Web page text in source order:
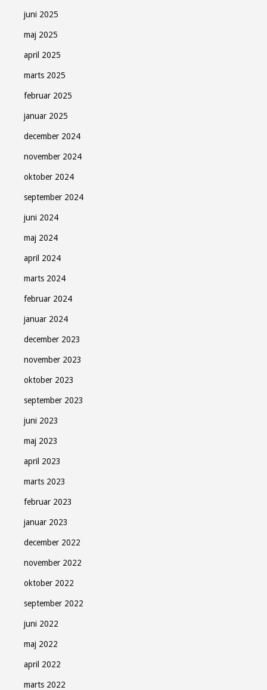
juni 2025
maj 2025
april 2025
marts 2025
februar 2025
januar 2025
december 2024
november 2024
oktober 2024
september 2024
juni 2024
maj 2024
april 2024
marts 2024
februar 2024
januar 2024
december 2023
november 2023
oktober 2023
september 2023
juni 2023
maj 2023
april 2023
marts 2023
februar 2023
januar 2023
december 2022
november 2022
oktober 2022
september 2022
juni 2022
maj 2022
april 2022
marts 2022